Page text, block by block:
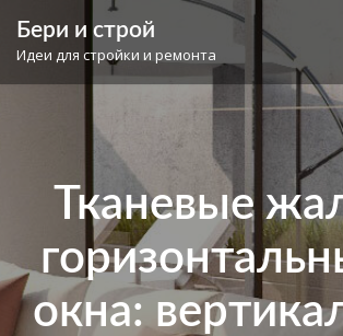
content
Бери и строй
Идеи для стройки и ремонта
Тканевые
окна: